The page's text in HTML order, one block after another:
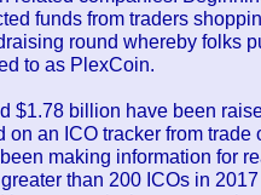
funds from traders
round whereby folks
to as PlexCoin.
$1.78 billion have been
on an ICO tracker from
making information for
than 200 ICOs in